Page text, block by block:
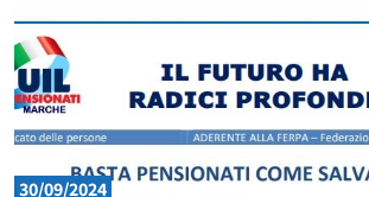
Marche. Ai lavori del Consiglio, presieduto
generale Uilp Marche
30/09/2024